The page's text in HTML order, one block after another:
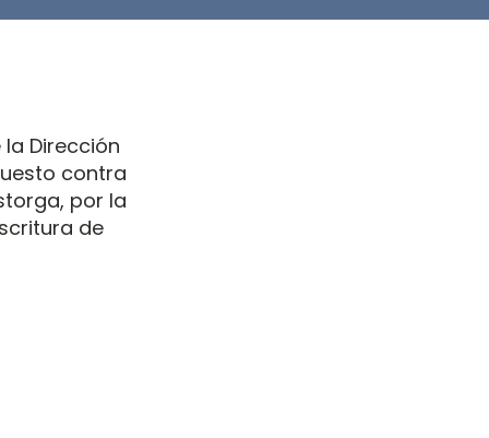
la Dirección
contra
por la
de